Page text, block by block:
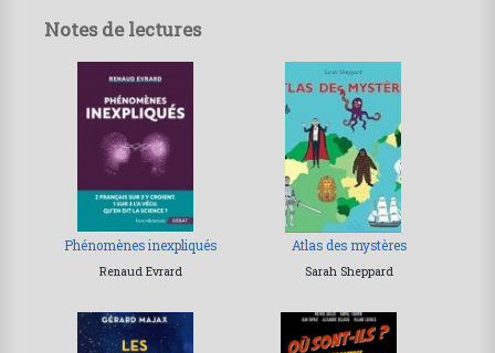
Notes de lectures
Phénomènes inexpliqués
Renaud Evrard
Atlas des mystères
Sarah Sheppard